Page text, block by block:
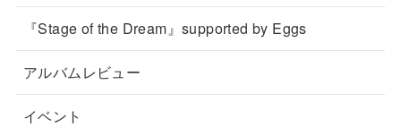
『Stage of the Dream』supported by Eggs
アルバムレビュー
イベント